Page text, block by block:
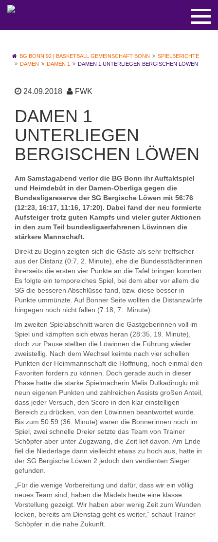
BG BONN 92 | BASKETBALL GEMEINSCHAFT BONN
SPIELBERICHTE
DAMEN
DAMEN 1 DAMEN 1 UNTERLIEGEN BERGISCHEN LÖWEN
24.09.2018 FWK
DAMEN 1
UNTERLIEGEN
BERGISCHEN LÖWEN
Am Samstagabend verlor die BG Bonn ihr Auftaktspiel
und Heimdebüt in der Damen-Oberliga gegen die
Bundesligareserve der SG Bergische Löwen mit 56:76
(12:23, 16:17, 11:16, 17:20). Dabei fand der neu formierte
Aufsteiger trotz guten Kampfs und vieler guter Aktionen
in den zum Teil bundesligaerfahrenen Löwinnen die
stärkere Mannschaft.
Direkt zu Beginn zeigten sich die Gäste als sehr treffsicher
aus der Distanz (0:7, 2. Minute), ehe die Bundesstädterinnen
ihrerseits die ersten vier Punkte an die Tafel bringen konnten.
Es folgte ein temporeiches Spiel, bei dem aber vor allem die
SG die besseren Abschlüsse fand, bzw. diese besser in
Punkte ummünzte. Auf Bonner Seite wollten die Distanzwürfe
hingegen noch nicht fallen (7:18, 7. Minute).
Im zweiten Spielabschnitt waren die Gastgeberinnen voll im
Spiel und kämpften sich etwas heran (28:35, 19. Minute),
doch zur Pause stellten die Löwinnen die Führung wieder
zweistellig. Nach dem Wechsel keimte nach vier schellen
Punkten der Heimmannschaft die Hoffnung, noch einmal den
Favoriten fordern zu können. Doch gerade auch in dieser
Phase hatte die starke Spielmacherin Melis Dulkadiroglu mit
neun eigenen Punkten und zahlreichen Assists großen Anteil,
dass jeder Versuch, den Score in den klar einstelligen
Bereich zu drücken, von den Löwinnen beantwortet wurde.
Bis zum 50:59 (36. Minute) waren die Bonnerinnen noch im
Spiel, zwei schnelle Dreier setzte das Team von Trainer
Schöpfer aber unter Zugzwang, die Zeit lief davon. Am Ende
fiel die Niederlage dann vielleicht etwas zu hoch aus, hatte in
der SG Bergische Löwen 2 jedoch den verdienten Sieger
gefunden.
„Für die wenige Vorbereitung und dafür, dass wir ein völlig
neues Team sind, haben die Mädels heute eine klasse
Vorstellung gezeigt. Wir haben aber wenig Zeit zum Wunden
lecken, bereits am Dienstag geht es weiter,“ schaut Trainer
Schöpfer in die nahe Zukunft.